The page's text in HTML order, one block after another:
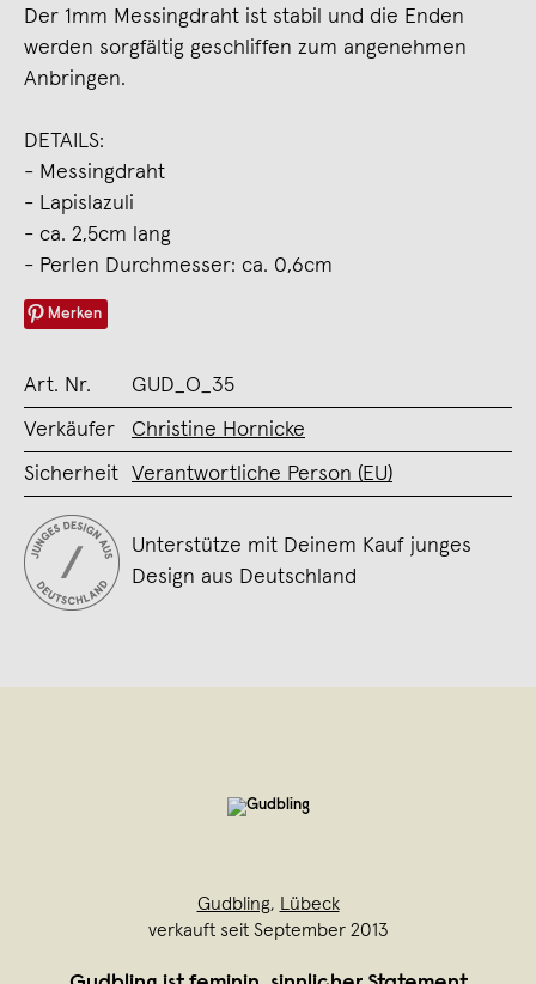
Der 1mm Messingdraht ist stabil und die Enden
werden sorgfältig geschliffen zum angenehmen
Anbringen.
DETAILS:
- Messingdraht
- Lapislazuli
- ca. 2,5cm lang
- Perlen Durchmesser: ca. 0,6cm
Merken
Art. Nr. GUD_O_35
Verkäufer Christine Hornicke
Sicherheit Verantwortliche Person (EU)
Unterstütze mit Deinem Kauf junges
Design aus Deutschland
Gudbling,
Lübeck
verkauft seit September 2013